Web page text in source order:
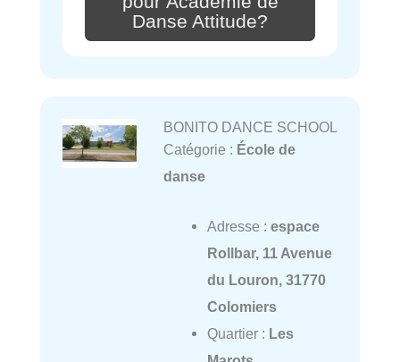
Danse Attitude?
BONITO DANCE SCHOOL
Catégorie : École de
danse
Adresse : espace
Rollbar, 11 Avenue
du Louron, 31770
Colomiers
Quartier : Les